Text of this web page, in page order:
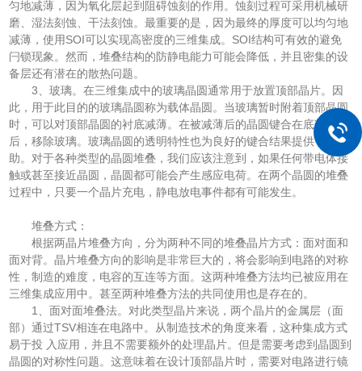
匀地减薄，因为氧化层起到阻碍蚀刻的作用。蚀刻过程可采用机械研
磨、湿法刻蚀、干法刻蚀。最重要的是，因为最终的厚度可以均匀地
减薄，使用SOI可以实现高密度的三维集成。SOI结构可有效的避免
闩锁现象。然而，堆叠结构的防静电能力可能会降低，并且密集的设
备层还有潜在的散热问题。
3、玻璃。在三维集成中的玻璃晶圆通常用于放置顶部晶片。因
此，用于此目的的玻璃晶圆称为载体晶圆。当玻璃暂时附着顶部晶圆
时，可以对顶部晶圆的衬底减薄。在被减薄后的晶圆键合在底部晶圆
后，移除玻璃。玻璃晶圆的透明特性也为良好的键合结果提供了帮
助。对于各种类型的晶圆堆叠，我们应该注意到，如果任何带电体接
触或甚至接近晶圆，晶圆都可能会产生感应电荷。在两个晶圆的堆叠
过程中，只要一个晶片充电，静电放电事件都有可能发生。
堆叠方式：
根据两晶片堆叠方向，分为两种不同的堆叠晶片方式：面对面和
面对背。晶片堆叠方向的影响是非常巨大的，将会影响到电路的对称
性，制造的难度，电容的互连等方面。这两种堆叠方法均已被应用在
三维集成应用中。甚至两种堆叠方法的共同使用也是存在的。
1、面对面堆叠法。对此类型晶片来说，两个晶片的金属层（面
部）通过TSV相连在电路中。从制造技术的角度来看，这种集成方式
易于投 入应用，并且不需要额外的处理晶片。但是需要考虑到晶圆到
晶圆的对称性问题。这意味着在设计顶部晶片时，需要对电路进行镜